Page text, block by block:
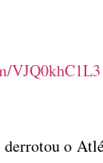
VJQ0khC1L3
o